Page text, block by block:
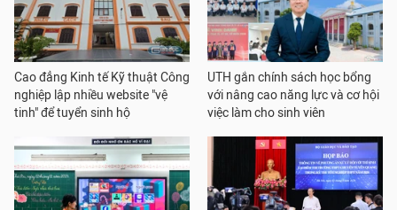
Cao đẳng Kinh tế Kỹ thuật Công
nghiệp lập nhiều website "vệ
tinh" để tuyển sinh hộ
UTH gắn chính sách học bổng
với nâng cao năng lực và cơ hội
việc làm cho sinh viên